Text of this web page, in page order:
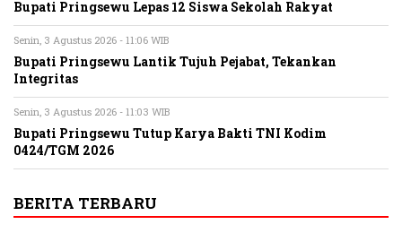
Bupati Pringsewu Lepas 12 Siswa Sekolah Rakyat
Senin, 3 Agustus 2026 - 11:06 WIB
Bupati Pringsewu Lantik Tujuh Pejabat, Tekankan
Integritas
Senin, 3 Agustus 2026 - 11:03 WIB
Bupati Pringsewu Tutup Karya Bakti TNI Kodim
0424/TGM 2026
BERITA TERBARU